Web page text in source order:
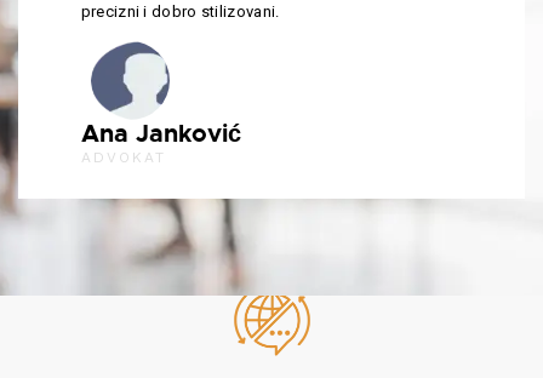
precizni i dobro stilizovani.
Ana Janković
ADVOKAT